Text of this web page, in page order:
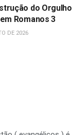
do Orgulho
Romanos 3
DE 2026